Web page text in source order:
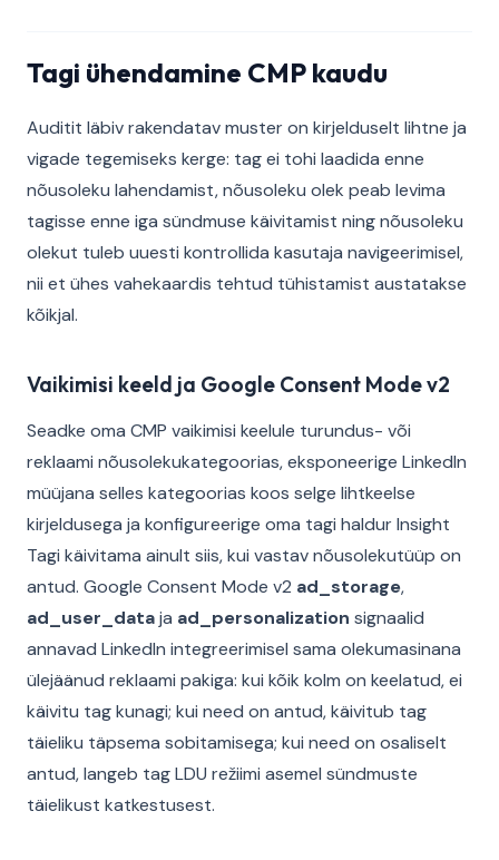
Tagi ühendamine CMP kaudu
Auditit läbiv rakendatav muster on kirjelduselt lihtne ja
vigade tegemiseks kerge: tag ei tohi laadida enne
nõusoleku lahendamist, nõusoleku olek peab levima
tagisse enne iga sündmuse käivitamist ning nõusoleku
olekut tuleb uuesti kontrollida kasutaja navigeerimisel,
nii et ühes vahekaardis tehtud tühistamist austatakse
kõikjal.
Vaikimisi keeld ja Google Consent Mode v2
Seadke oma CMP vaikimisi keelule turundus- või
reklaami nõusolekukategoorias, eksponeerige LinkedIn
müüjana selles kategoorias koos selge lihtkeelse
kirjeldusega ja konfigureerige oma tagi haldur Insight
Tagi käivitama ainult siis, kui vastav nõusolekutüüp on
antud. Google Consent Mode v2 ad_storage,
ad_user_dataja ad_personalization signaalid
annavad LinkedIn integreerimisel sama olekumasinana
ülejäänud reklaami pakiga: kui kõik kolm on keelatud, ei
käivitu tag kunagi; kui need on antud, käivitub tag
täieliku täpsema sobitamisega; kui need on osaliselt
antud, langeb tag LDU režiimi asemel sündmuste
täielikust katkestusest.